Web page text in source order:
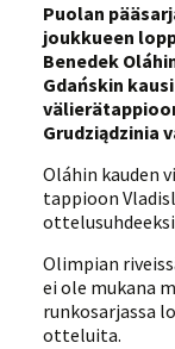
Puolan
joukkueen
Benedek
Gdańskin
Grudziądzinia
Oláhin kauden
tappioon
Olimpian
ei ole mukana
runkosarjassa
otteluita.